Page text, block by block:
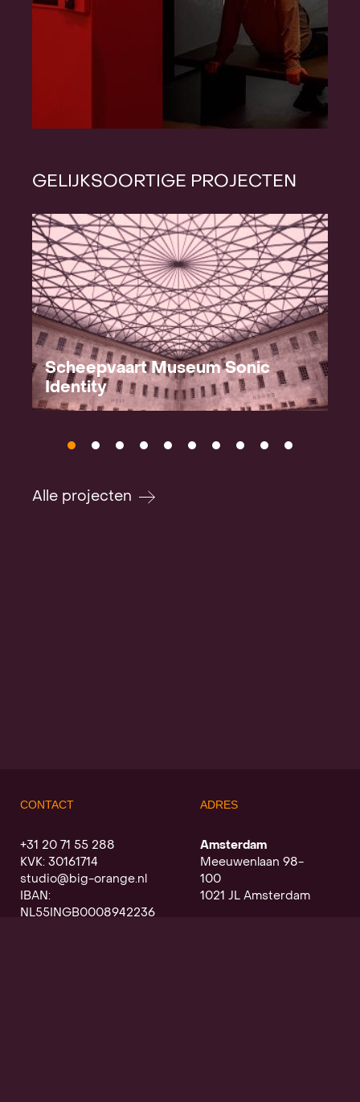
GELIJKSOORTIGE PROJECTEN
Scheepvaart Museum Sonic
Identity
Alle projecten
CONTACT
+31 20 71 55 288
KVK: 30161714
studio@big-orange.nl
IBAN:
NL55INGB0008942236
ADRES
Amsterdam
Meeuwenlaan 98-
100
1021 JL Amsterdam